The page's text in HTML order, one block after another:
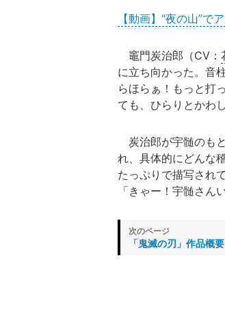
【動画】“夜の山”で
竈門炭治郎（CV：
に立ち向かった。音
らほらぁ！もっと打
ても、ひらりとかわ
炭治郎が宇髄のも
れ、具体的にどんな
たっぷりで描写され
「きゃー！宇髄さん
「鬼滅の刃」作品概要